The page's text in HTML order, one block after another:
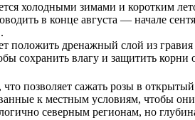
холодными зимами и коротким
в конце августа — начале
дренажный слой из гравия
сохранить влагу и защитить корни
позволяет сажать розы в
к местным условиям, чтобы
северным регионам, но